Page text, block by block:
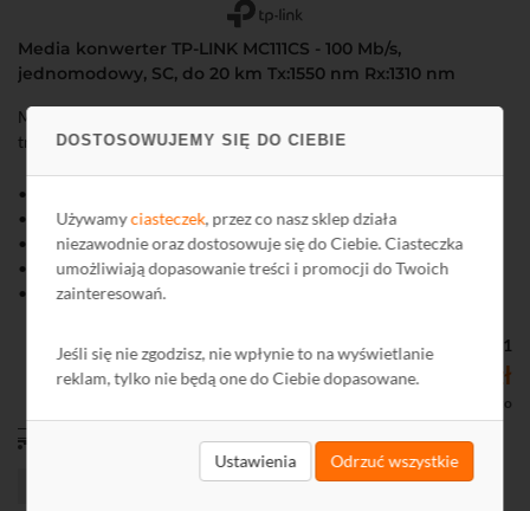
DOSTOSOWUJEMY SIĘ DO CIEBIE
Używamyciasteczek, przez co nasz sklep działa
niezawodnie oraz dostosowuje się do Ciebie. Ciasteczka
umożliwiają dopasowanie treści i promocji do Twoich
zainteresowań.
Jeśli się nie zgodzisz, nie wpłynie to na wyświetlanie
reklam, tylko nie będą one do Ciebie dopasowane.
Ustawienia Odrzuć wszystkie
Media konwerter TP-LINK MC111CS - 100 Mb/s,
jednomodowy, SC, do 20 km Tx:1550 nm Rx:1310 nm
Media konwerter TP-LINK MC111CS pozwala na zmianę medium
transmisyjnego ze skrętki STP/UTP na światłowód jednomodowy.
• Transmisja Ethernet 100 Mb/s
• Transmisja WDM: 1 włókno jednomodowe
• Tx:1550, Rx:1310 nm
• Max. dystans transmisji: 20 km
• Diody LED wskazujące poprawność działania urządzenia
Kod: L11721
117,58 zł
95,59 zł netto